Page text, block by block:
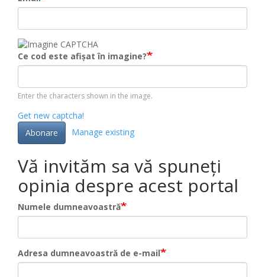
Ce cod este afișat în imagine?
Enter the characters shown in the image.
Get new captcha!
Abonare
Manage existing
Vă invităm sa vă spuneți
opinia despre acest portal
Numele dumneavoastră
Adresa dumneavoastră de e-mail